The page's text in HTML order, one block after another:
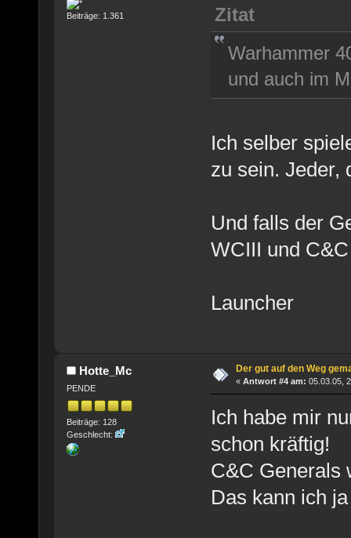
Beiträge: 1.361
Zitat
Warhammer
und auch im
Ich selber
zu sein. Jeder,
Und falls der
WCIII und
Launcher
Hotte_Mc
PENDE
Beiträge: 128
Geschlecht:
Der gut auf den Weg
« Antwort #4 am: 05.03.05,
Ich habe mir
schon kräftig!
C&C Generals
Das kann ich